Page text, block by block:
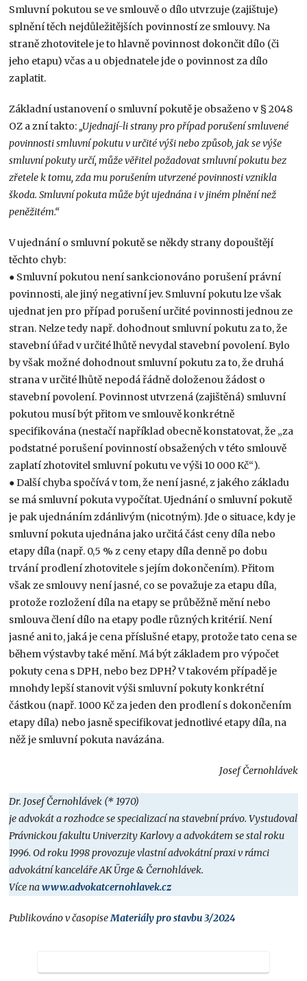
Smluvní pokutou se ve smlouvě o dílo utvrzuje (zajištuje)
splnění těch nejdůležitějších povinností ze smlouvy. Na
straně zhotovitele je to hlavně povinnost dokončit dílo (či
jeho etapu) včas a u objednatele jde o povinnost za dílo
zaplatit.
Základní ustanovení o smluvní pokutě je obsaženo v § 2048
OZ a zní takto: „Ujednají-li strany pro případ porušení smluvené
povinnosti smluvní pokutu v určité výši nebo způsob, jak se výše
smluvní pokuty určí, může věřitel požadovatsmluvní pokutu bez
zřetele k tomu, zda mu porušením utvrzené povinnosti vznikla
škoda. Smluvní pokuta může být ujednána i v jiném plnění než
peněžitém.“
V ujednání o smluvní pokutě se někdy strany dopouštějí
těchto chyb:
● Smluvní pokutou není sankcionováno porušení právní
povinnosti, ale jiný negativní jev. Smluvní pokutu lze však
ujednat jen pro případ porušení určité povinnosti jednou ze
stran. Nelze tedy např. dohodnout smluvní pokutu za to, že
stavební úřad v určité lhůtě nevydal stavební povolení. Bylo
by však možné dohodnout smluvní pokutu za to, že druhá
strana v určité lhůtě nepodá řádně doloženou žádost o
stavební povolení. Povinnost utvrzená (zajištěná) smluvní
pokutou musí být přitom ve smlouvě konkrétně
specifikována (nestačí například obecně konstatovat, že „za
podstatné porušení povinností obsažených v této smlouvě
zaplatí zhotovitel smluvní pokutu ve výši 10 000 Kč“).
● Další chyba spočívá v tom, že není jasné, z jakého základu
se má smluvní pokuta vypočítat. Ujednání o smluvní pokutě
je pak ujednáním zdánlivým (nicotným). Jde o situace, kdy je
smluvní pokuta ujednána jako určitá část ceny díla nebo
etapy díla (např. 0,5 % z ceny etapy díla denně po dobu
trvání prodlení zhotovitele s jejím dokončením). Přitom
však ze smlouvy není jasné, co se považuje za etapu díla,
protože rozložení díla na etapy se průběžně mění nebo
smlouva člení dílo na etapy podle různých kritérií. Není
jasné ani to, jaká je cena příslušné etapy, protože tato cena se
během výstavby také mění. Má být základem pro výpočet
pokuty cena s DPH, nebo bez DPH? V takovém případě je
mnohdy lepší stanovit výši smluvní pokuty konkrétní
částkou (např. 1000 Kč za jeden den prodlení s dokončením
etapy díla) nebo jasně specifikovat jednotlivé etapy díla, na
něž je smluvní pokuta navázána.
Josef Černohlávek
Dr. Josef Černohlávek (* 1970)
je advokát a rozhodce se specializací na stavební právo. Vystudoval
Právnickou fakultu Univerzity Karlovy a advokátem se stal roku
1996. Od roku 1998 provozuje vlastní advokátní praxi v rámci
advokátní kanceláře AK Ürge & Černohlávek.
Více nawww.advokatcernohlavek.cz
Publikováno v časopiseMateriály pro stavbu 3/2024